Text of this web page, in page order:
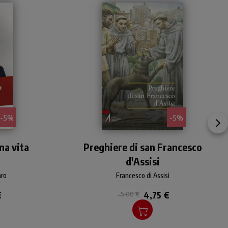
- 5%
di
vita
- 5%
san Francesco, guida
comunitaria.
Francesco di Assisi
Preghiere di san Francesco
d'Assisi
5,00 € 4,75 €